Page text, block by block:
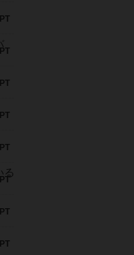
PT
PT
PT
PT
PT
PT
PT
PT